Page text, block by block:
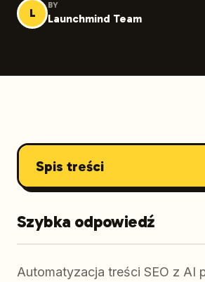
L
BY
Launchmind Team
Spis treści
Szybka odpowiedź
Automatyzacja treści SEO z AI